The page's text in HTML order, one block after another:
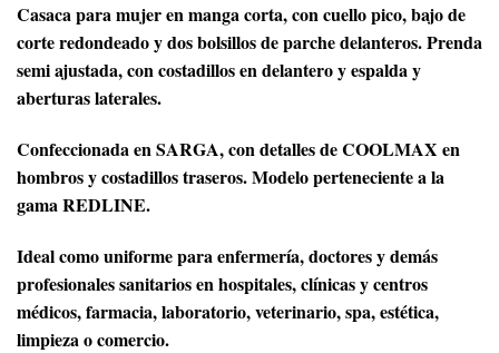
Casaca para mujer en manga corta, con cuello pico, bajo de
corte redondeado y dos bolsillos de parche delanteros. Prenda
semi ajustada, con costadillos en delantero y espalda y
aberturas laterales.
Confeccionada en SARGA, con detalles de COOLMAX en
hombros y costadillos traseros. Modelo perteneciente a la
gama REDLINE.
Ideal como uniforme para enfermería, doctores y demás
profesionales sanitarios en hospitales, clínicas y centros
médicos, farmacia, laboratorio, veterinario, spa, estética,
limpieza o comercio.